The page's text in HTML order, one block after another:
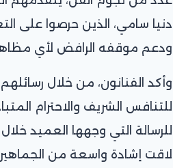
دنيا سامي، الذين حرصوا على
ودعم موقفه الرافض لأي مظاهر
وأكد الفنانون، من خلال
للتنافس الشريف والاحترام
لاقت إشادة واسعة من الجماهير